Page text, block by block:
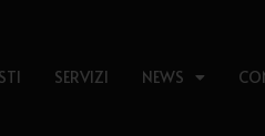
SERVIZI NEWS